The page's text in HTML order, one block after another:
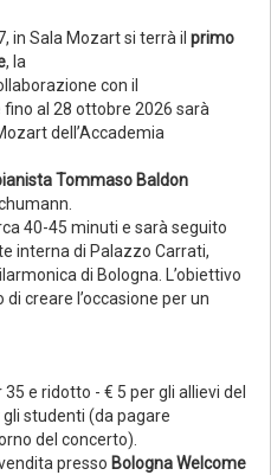
in Sala Mozart si terrà il primo
, la
con il
fino al 28 ottobre 2026 sarà
dell’Accademia
Tommaso Baldon
40-45 minuti e sarà seguito
interna di Palazzo Carrati,
di Bologna. L’obiettivo
creare l’occasione per un
e ridotto - € 5 per gli allievi del
studenti (da pagare
del concerto).
presso Bologna Welcome